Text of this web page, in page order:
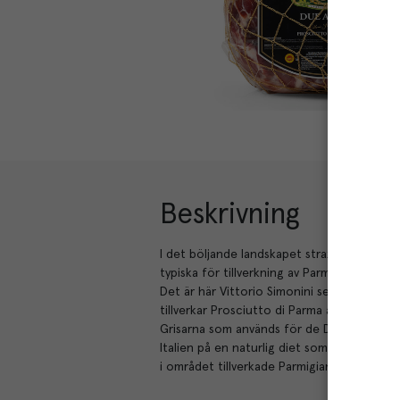
Beskrivning
I det böljande landskapet strax utanför
typiska för tillverkning av Parmaskinka
Det är här Vittorio Simonini sedan lång
tillverkar Prosciutto di Parma av högsta
Grisarna som används för de DOP märkta
Italien på en naturlig diet som är berikad
i området tillverkade Parmigiano-Reggiano